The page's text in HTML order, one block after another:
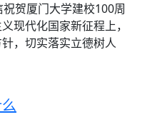
贺厦门大学建校100周
现代化国家新征程上，
，切实落实立德树人